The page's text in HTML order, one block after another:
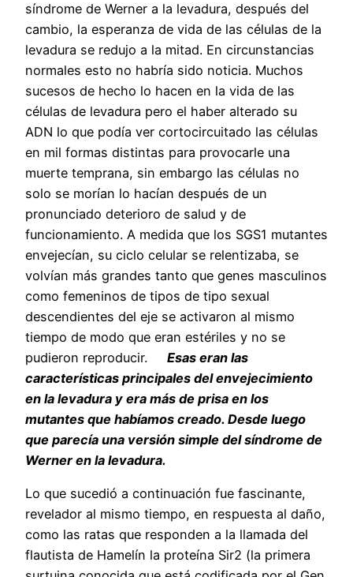
síndrome de Werner a la levadura, después del
cambio, la esperanza de vida de las células de la
levadura se redujo a la mitad. En circunstancias
normales esto no habría sido noticia. Muchos
sucesos de hecho lo hacen en la vida de las
células de levadura pero el haber alterado su
ADN lo que podía ver cortocircuitado las células
en mil formas distintas para provocarle una
muerte temprana, sin embargo las células no
solo se morían lo hacían después de un
pronunciado deterioro de salud y de
funcionamiento. A medida que los SGS1 mutantes
envejecían, su ciclo celular se relentizaba, se
volvían más grandes tanto que genes masculinos
como femeninos de tipos de tipo sexual
descendientes del eje se activaron al mismo
tiempo de modo que eran estériles y no se
pudieron reproducir.
Esas eran las
características principales del envejecimiento
en la levadura y era más de prisa en los
mutantes que habíamos creado. Desde luego
que parecía una versión simple del síndrome de
Werner en la levadura.
Lo que sucedió a continuación fue fascinante,
revelador al mismo tiempo, en respuesta al daño,
como las ratas que responden a la llamada del
flautista de Hamelín la proteína Sir2 (la primera